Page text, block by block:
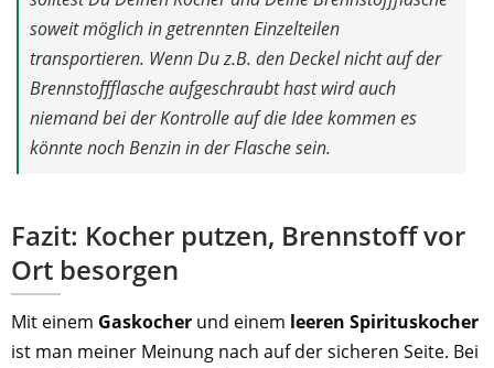
soweit möglich in getrennten Einzelteilen
transportieren. Wenn Du z.B. den Deckel nicht auf der
Brennstoffflasche aufgeschraubt hast wird auch
niemand bei der Kontrolle auf die Idee kommen es
könnte noch Benzin in der Flasche sein.
Fazit: Kocher putzen, Brennstoff vor
Ort besorgen
Mit einem Gaskocher und einem leeren Spirituskocher
ist man meiner Meinung nach auf der sicheren Seite. Bei